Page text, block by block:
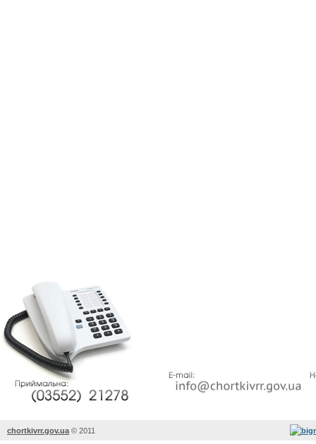
chortkivrr.gov.ua © 2011